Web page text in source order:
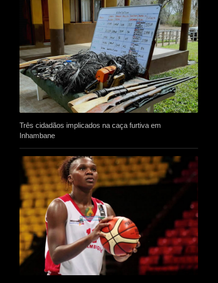
Três cidadãos implicados na caça furtiva em
Inhambane